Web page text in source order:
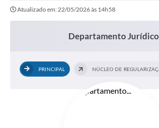
Arvorômetro
Atualizado em: 22/05/2026 às 14h58
Departamento Jurídico
PRINCIPAL